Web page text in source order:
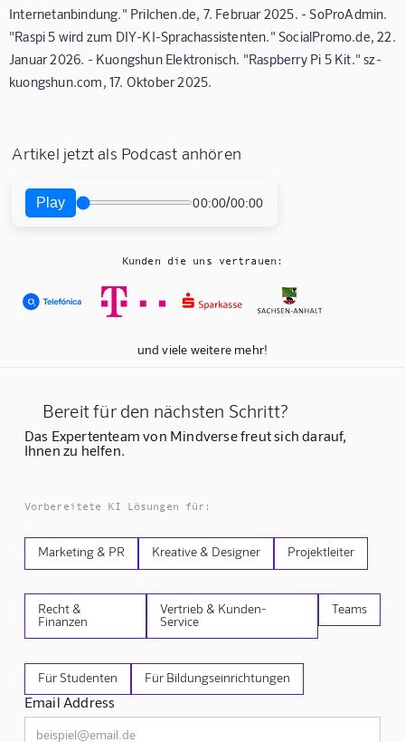
Internetanbindung." Prilchen.de, 7. Februar 2025. - SoProAdmin.
"Raspi 5 wird zum DIY-KI-Sprachassistenten." SocialPromo.de, 22.
Januar 2026. - Kuongshun Elektronisch. "Raspberry Pi 5 Kit." sz-
kuongshun.com, 17. Oktober 2025.
Artikel jetzt als Podcast anhören
Play 00:00/00:00
Kunden die uns vertrauen:
und viele weitere mehr!
Bereit für den nächsten Schritt?
Das Expertenteam von Mindverse freut sich darauf,
Ihnen zu helfen.
Vorbereitete KI Lösungen für:
Marketing & PR Kreative & Designer Projektleiter
Recht &
Finanzen
Vertrieb & Kunden-
Service
Teams
Für Studenten Für Bildungseinrichtungen
Email Address